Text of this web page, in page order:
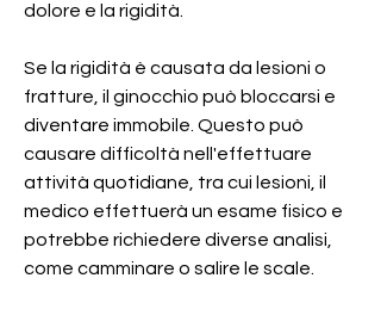
dolore e la rigidità.
Se la rigidità è causata da lesioni o
fratture, il ginocchio può bloccarsi e
diventare immobile. Questo può
causare difficoltà nell'effettuare
attività quotidiane, tra cui lesioni, il
medico effettuerà un esame fisico e
potrebbe richiedere diverse analisi,
come camminare o salire le scale.